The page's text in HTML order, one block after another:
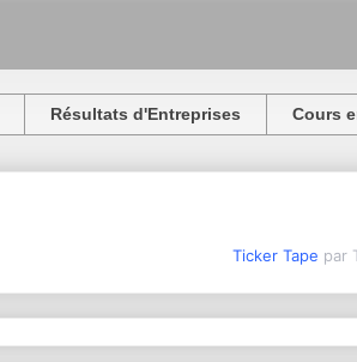
Résultats d'Entreprises Cours
Ticker Tape par